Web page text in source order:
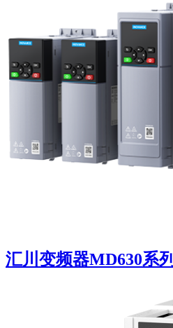
汇川变频器MD630系列